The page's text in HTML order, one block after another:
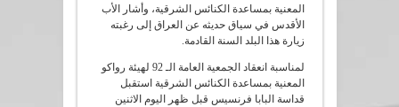
المعنية بمساعدة الكنائس الشرقية، وأشار الأب
الأقدس في سياق حديثه عن العراق إلى رغبته
زيارة هذا البلد السنة القادمة.
لمناسبة انعقاد الجمعية العامة الـ 92 لهيئة رواكو
المعنية بمساعدة الكنائس الشرقية استقبل
قداسة البابا فرنسيس قبل ظهر اليوم الاثنين